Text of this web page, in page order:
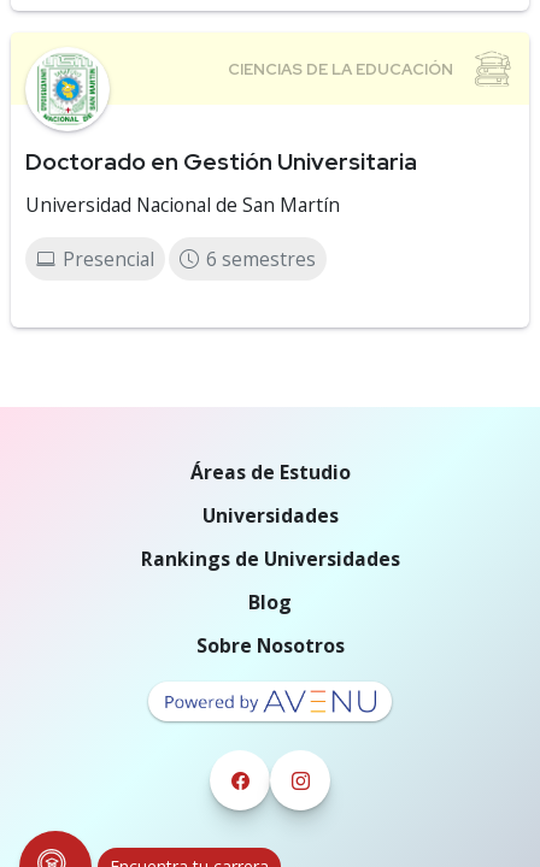
Doctorado en Gestión Universitaria
Universidad Nacional de San Martín
Presencial 6 semestres
Áreas de Estudio
Universidades
Rankings de Universidades
Blog
Sobre Nosotros